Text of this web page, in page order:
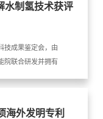
水制氢技术获评
技成果鉴定会，由
院联合研发并拥有
海外发明专利